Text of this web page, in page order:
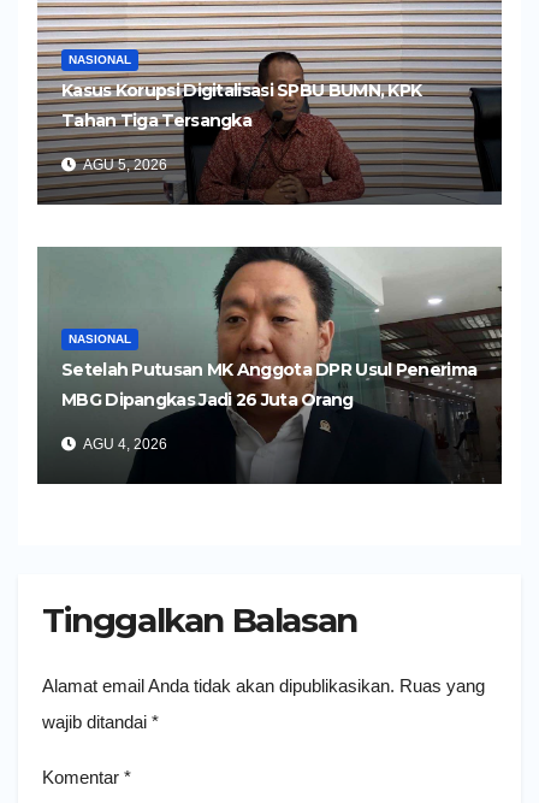
NASIONAL
Kasus Korupsi Digitalisasi SPBU BUMN, KPK
Tahan Tiga Tersangka
AGU 5, 2026
NASIONAL
Setelah Putusan MK Anggota DPR Usul Penerima
MBG Dipangkas Jadi 26 Juta Orang
AGU 4, 2026
Tinggalkan Balasan
Alamat email Anda tidak akan dipublikasikan. Ruas yang
wajib ditandai *
Komentar *